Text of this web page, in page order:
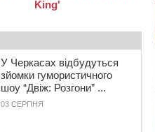
У Черкасах відбудуться
зйомки гумористичного
шоу “Двіж: Розгони” ...
03 СЕРПНЯ